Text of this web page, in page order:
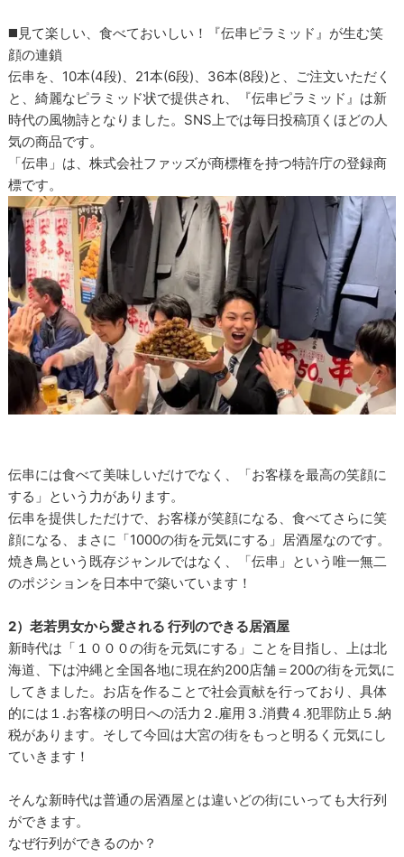
◼️見て楽しい、食べておいしい！『伝串ピラミッド』が生む笑
顔の連鎖
伝串を、10本(4段)、21本(6段)、36本(8段)と、ご注文いただく
と、綺麗なピラミッド状で提供され、『伝串ピラミッド』は新
時代の風物詩となりました。SNS上では毎日投稿頂くほどの人
気の商品です。
「伝串」は、株式会社ファッズが商標権を持つ特許庁の登録商
標です。
伝串には食べて美味しいだけでなく、「お客様を最高の笑顔に
する」という力があります。
伝串を提供しただけで、お客様が笑顔になる、食べてさらに笑
顔になる、まさに「1000の街を元気にする」居酒屋なのです。
焼き鳥という既存ジャンルではなく、「伝串」という唯一無二
のポジションを日本中で築いています！
2）老若男女から愛される 行列のできる居酒屋
新時代は「１０００の街を元気にする」ことを目指し、上は北
海道、下は沖縄と全国各地に現在約200店舗＝200の街を元気に
してきました。お店を作ることで社会貢献を行っており、具体
的には１.お客様の明日への活力２.雇用３.消費４.犯罪防止５.納
税があります。そして今回は大宮の街をもっと明るく元気にし
ていきます！
そんな新時代は普通の居酒屋とは違いどの街にいっても大行列
ができます。
なぜ行列ができるのか？